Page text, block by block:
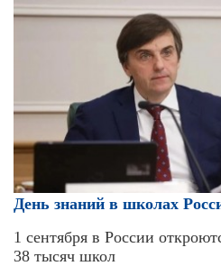
День знаний в школах
1 сентября в России
38 тысяч школ